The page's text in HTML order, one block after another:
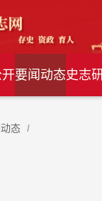
要闻动态史志
态 /